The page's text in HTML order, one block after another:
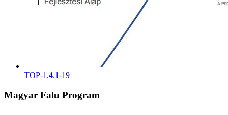
TOP-1.4.1-19
Magyar Falu Program